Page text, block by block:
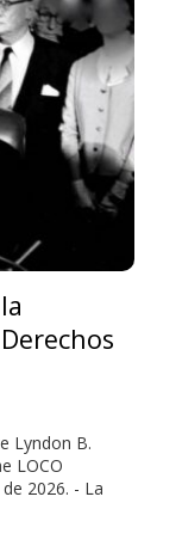
Lyndon B.
LOCO
2026. - La